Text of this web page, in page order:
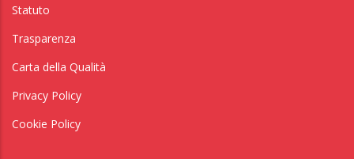
Statuto
Trasparenza
Carta della Qualità
Privacy Policy
Cookie Policy